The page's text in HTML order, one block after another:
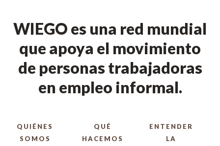
WIEGO es una red mundial
que apoya el movimiento
de personas trabajadoras
en empleo informal.
QUIÉNES
SOMOS
QUÉ
HACEMOS
ENTENDER
LA